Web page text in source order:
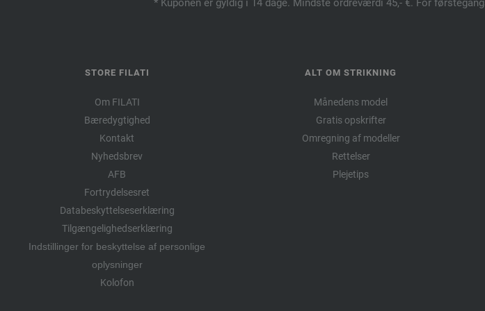
STORE FILATI
Om FILATI
Bæredygtighed
Kontakt
Nyhedsbrev
AFB
Fortrydelsesret
Databeskyttelseserklæring
Tilgængelighedserklæring
Indstillinger for beskyttelse af personlige
oplysninger
Kolofon
ALT OM STRIKNING
Månedens model
Gratis opskrifter
Omregning af modeller
Rettelser
Plejetips